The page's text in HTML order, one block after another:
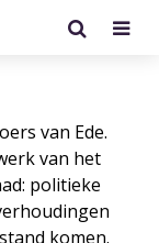
van Ede.
van het
politieke
komen.